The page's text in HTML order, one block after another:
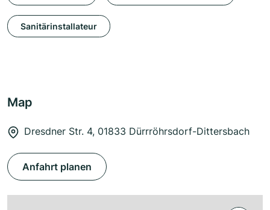
Sanitärinstallateur
Map
Dresdner Str. 4, 01833 Dürrröhrsdorf-Dittersbach
Anfahrt planen